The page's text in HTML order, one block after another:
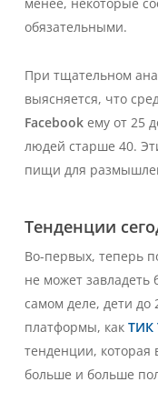
обязательными.
При тщательном
выясняется, что
Facebook ему от 25
людей старше 40.
пищи для
Тенденции
Во-первых, теперь
не может завладеть
самом деле, дети до
платформы, как ТИК
тенденции,
больше и больше